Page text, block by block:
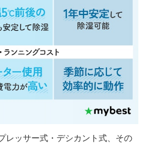
レッサー式・デシカント式、その